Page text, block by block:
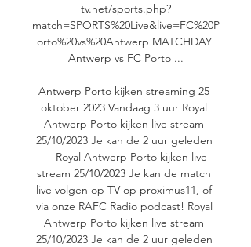
tv.net/sports.php?
match=SPORTS%20Live&live=FC%20P
orto%20vs%20Antwerp MATCHDAY
Antwerp vs FC Porto ...
Antwerp Porto kijken streaming 25
oktober 2023 Vandaag 3 uur Royal
Antwerp Porto kijken live stream
25/10/2023 Je kan de 2 uur geleden
— Royal Antwerp Porto kijken live
stream 25/10/2023 Je kan de match
live volgen op TV op proximus11, of
via onze RAFC Radio podcast! Royal
Antwerp Porto kijken live stream
25/10/2023 Je kan de 2 uur geleden